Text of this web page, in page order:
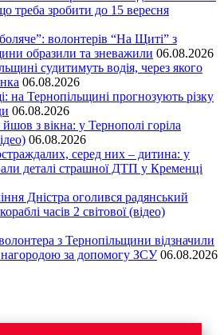
треба зробити до 15 вересня
волонтерів “На Щиті” з
образили та зневажили 06.08.2026
судитимуть водія, через якого
06.08.2026
на Тернопільщині прогнозують різку
06.08.2026
з вікна: у Тернополі горіла
06.08.2026
серед них – дитина: у
деталі страшної ДТП у Кременці
Дністра оголився радянський
часів 2 світової (відео)
з Тернопільщини відзначили
за допомогу ЗСУ 06.08.2026